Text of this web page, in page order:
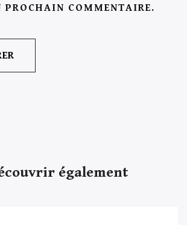
PROCHAIN COMMENTAIRE.
également